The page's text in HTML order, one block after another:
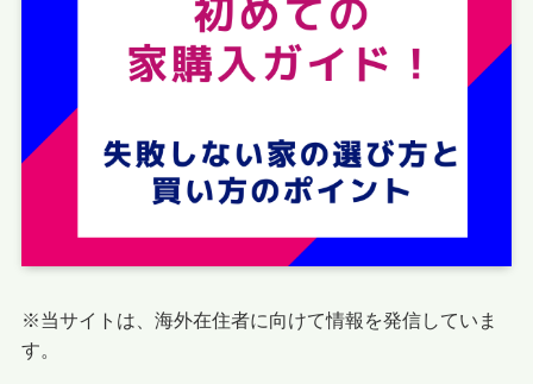
※当サイトは、海外在住者に向けて情報を発信していま
す。